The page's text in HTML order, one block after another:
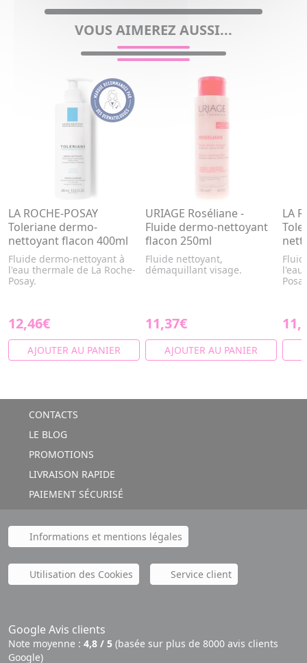
VOUS AIMEREZ AUSSI...
LA ROCHE-POSAY
Toleriane dermo-
nettoyant flacon 400ml
Fluide dermo-nettoyant à
l'eau thermale de La Roche-
Posay.
12,46€
AJOUTER AU PANIER
URIAGE Roséliane -
Fluide dermo-nettoyant
flacon 250ml
Fluide nettoyant,
démaquillant visage.
11,37€
AJOUTER AU PANIER
LA
l'eau
CONTACTS
LE BLOG
PROMOTIONS
LIVRAISON RAPIDE
PAIEMENT SÉCURISÉ
Informations et mentions légales
Utilisation des Cookies Service client
Google Avis clients
Note moyenne : 4,8 / 5 (basée sur plus de 8000 avis clients
Google)